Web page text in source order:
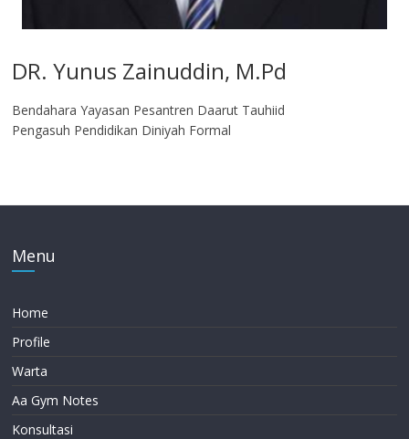
DR. Yunus Zainuddin, M.Pd
Bendahara Yayasan Pesantren Daarut Tauhiid
Pengasuh Pendidikan Diniyah Formal
Menu
Home
Profile
Warta
Aa Gym Notes
Konsultasi